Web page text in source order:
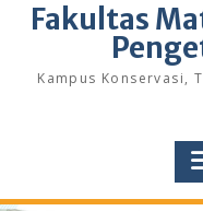
Fakultas
Kampus Konservasi,